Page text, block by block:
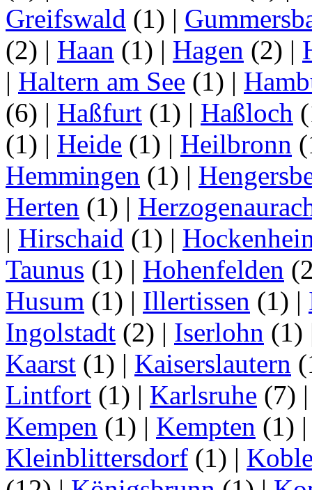
Greifswald (1) |
(2) | Haan (1) | Hagen (2) |
| Haltern am See (1) |
(6) | Haßfurt (1) | Haßloch
(1) | Heide (1) | Heilbronn
Hemmingen (1) |
Herten (1) |
| Hirschaid (1) |
Taunus (1) | Hohenfelden
Husum (1) | Illertissen (1) |
Ingolstadt (2) | Iserlohn (1)
Kaarst (1) | Kaiserslautern
Lintfort (1) | Karlsruhe (7)
Kempen (1) | Kempten (1)
Kleinblittersdorf (1) |